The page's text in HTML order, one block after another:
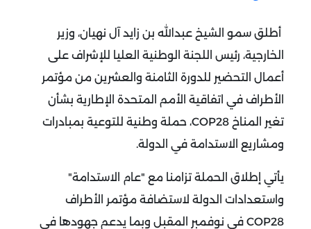
أطلق سمو الشيخ عبدالله بن زايد آل نهيان، وزير
الخارجية، رئيس اللجنة الوطنية العليا للإشراف على
أعمال التحضير للدورة الثامنة والعشرين من مؤتمر
الأطراف في اتفاقية الأمم المتحدة الإطارية بشأن
تغير المناخ COP28، حملة وطنية للتوعية بمبادرات
ومشاريع الاستدامة في الدولة.
يأتي إطلاق الحملة تزامنا مع "عام الاستدامة"
واستعدادات الدولة لاستضافة مؤتمر الأطراف
COP28 في نوفمبر المقبل وبما يدعم جهودها في